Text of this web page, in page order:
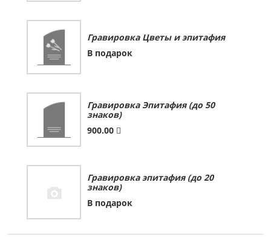
Гравировка Цветы и эпитафия
В подарок
Гравировка Эпитафия (до 50
знаков)
900.00
Гравировка эпитафия (до 20
знаков)
В подарок